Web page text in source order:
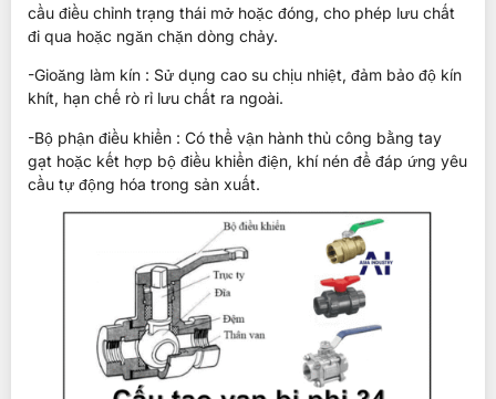
cầu điều chỉnh trạng thái mở hoặc đóng, cho phép lưu chất
đi qua hoặc ngăn chặn dòng chảy.
-Gioăng làm kín : Sử dụng cao su chịu nhiệt, đảm bảo độ kín
khít, hạn chế rò rỉ lưu chất ra ngoài.
-Bộ phận điều khiển : Có thể vận hành thủ công bằng tay
gạt hoặc kết hợp bộ điều khiển điện, khí nén để đáp ứng yêu
cầu tự động hóa trong sản xuất.